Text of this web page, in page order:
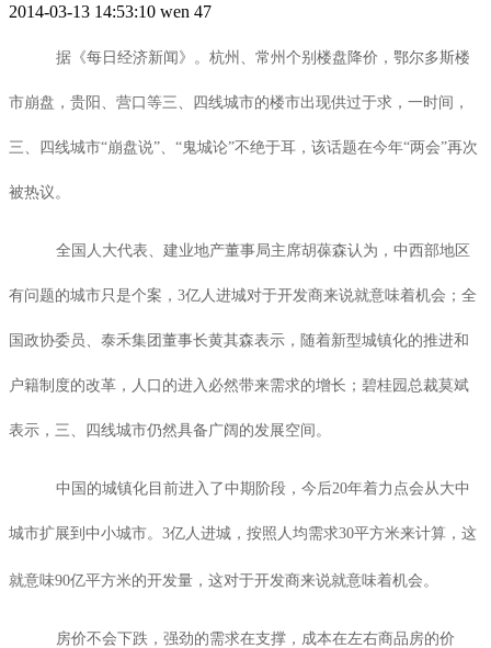
2014-03-13 14:53:10 wen 47
据《每日经济新闻》。杭州、常州个别楼盘降价，鄂尔多斯楼
市崩盘，贵阳、营口等三、四线城市的楼市出现供过于求，一时间，
三、四线城市“崩盘说”、“鬼城论”不绝于耳，该话题在今年“两会”再次
被热议。
全国人大代表、建业地产董事局主席胡葆森认为，中西部地区
有问题的城市只是个案， 3亿人进城对于开发商来说就意味着机会；全
国政协委员、泰禾集团董事长黄其森表示，随着新型城镇化的推进和
户籍制度的改革，人口的进入必然带来需求的增长；碧桂园总裁莫斌
表示，三、四线城市仍然具备广阔的发展空间。
中国的城镇化目前进入了中期阶段，今后20年着力点会从大中
城市扩展到中小城市。 3亿人进城，按照人均需求30平方米来计算，这
就意味90亿平方米的开发量，这对于开发商来说就意味着机会。
房价不会下跌，强劲的需求在支撑，成本在左右商品房的价